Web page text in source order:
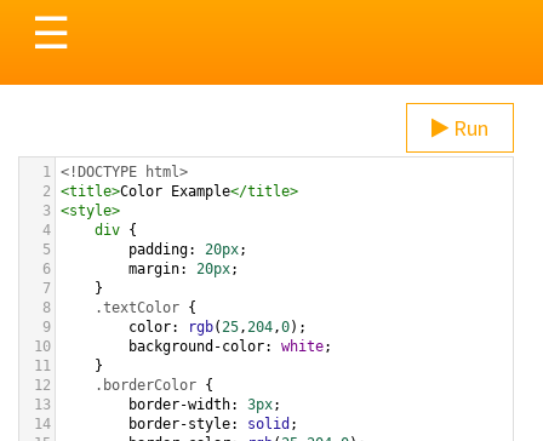
Toggle
navigation
☰
Run
1 <!DOCTYPE html>
2
<title>Color Example</title>
3 <style>
4
div {
5
padding: 20px;
6
margin: 20px;
7
}
8
.textColor {
9
color: rgb(25,204,0);
10
background-color: white;
11
}
12
.borderColor {
13
border-width: 3px;
14
border-style: solid ;